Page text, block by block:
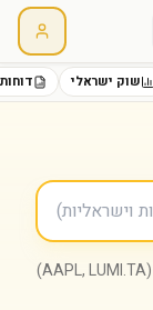
שוק ישראלי